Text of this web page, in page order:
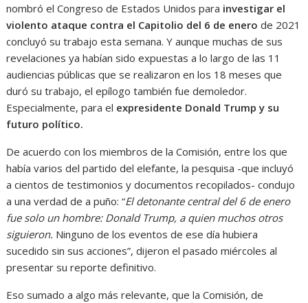
nombró el Congreso de Estados Unidos para investigar el
violento ataque contra el Capitolio del 6 de enerode 2021
concluyó su trabajo esta semana. Y aunque muchas de sus
revelaciones ya habían sido expuestas a lo largo de las 11
audiencias públicas que se realizaron en los 18 meses que
duró su trabajo, el epílogo también fue demoledor.
Especialmente, para el expresidente Donald Trump y su
futuro político.
De acuerdo con los miembros de la Comisión, entre los que
había varios del partido del elefante, la pesquisa -que incluyó
a cientos de testimonios y documentos recopilados- condujo
a una verdad de a puño: “El detonante central del 6 de enero
fue solo un hombre: Donald Trump, a quien muchos otros
siguieron. Ninguno de los eventos de ese día hubiera
sucedido sin sus acciones”, dijeron el pasado miércoles al
presentar su reporte definitivo.
Eso sumado a algo más relevante, que la Comisión, de